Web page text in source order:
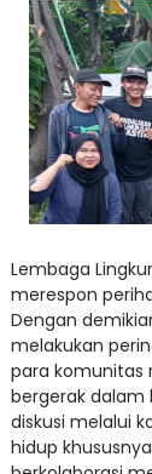
Lembaga
merespon
Dengan
melakukan
para komunitas
bergerak dalam
diskusi melalui
hidup